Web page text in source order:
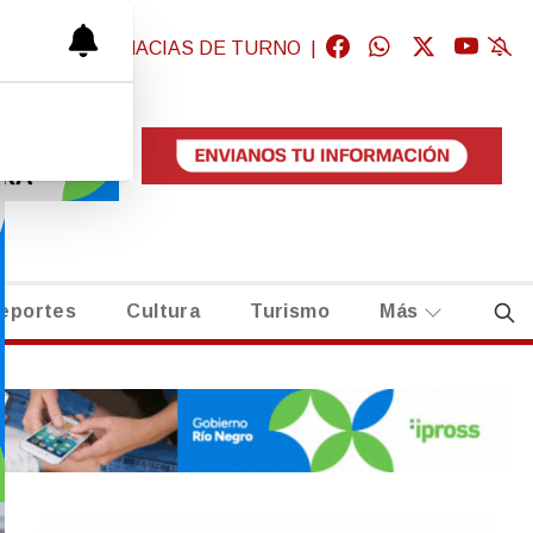
| FARMACIAS DE TURNO
Cultura Turismo Más